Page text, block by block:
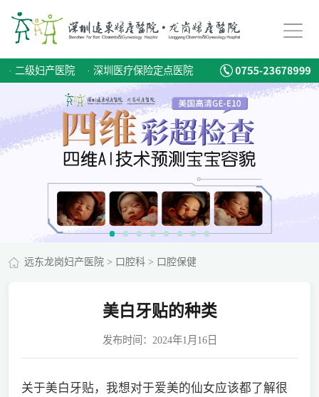
· 二级妇产医院 · 深圳医疗保险定点医院
远东龙岗妇产医院> 口腔科> 口腔保健
美白牙贴的种类
发布时间：2024年1月16日
关于美白牙贴，我想对于爱美的仙女应该都了解很